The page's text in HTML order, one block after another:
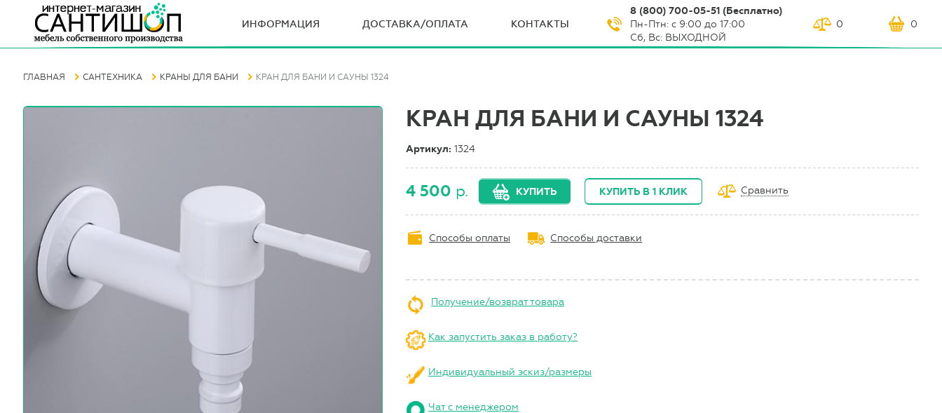
ИНФОРМАЦИЯ ДОСТАВКА/ОПЛАТА КОНТАКТЫ
8 (800) 700-05-51 (Бесплатно)
Пн-Птн: с 9:00 до 17:00
Сб, Вс: ВЫХОДНОЙ
0 0
ГЛАВНАЯ САНТЕХНИКА КРАНЫ ДЛЯ БАНИ КРАН ДЛЯ БАНИ И САУНЫ 1324
КРАН ДЛЯ БАНИ И САУНЫ 1324
Артикул:1324
4 500 р. КУПИТЬ КУПИТЬ В 1 КЛИК Сравнить
Способы оплаты Способы доставки
Получение/возврат товара
Как запустить заказ в работу?
Индивидуальный эскиз/размеры
Чат с менеджером